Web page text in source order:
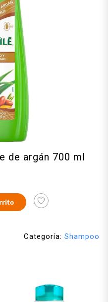
de argán 700 ml
Categoría: Shampoo